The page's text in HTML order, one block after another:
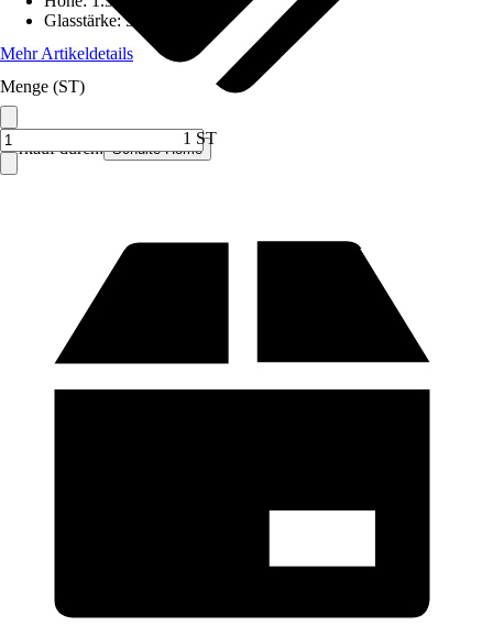
Verkauf durch: Schulte Home
Glasstärke:5 mm
Mehr Artikeldetails
Menge (ST)
1 ST